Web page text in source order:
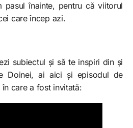
pasul înainte, pentru că viitorul
care încep azi.
subiectul și să te inspiri din și
Doinei, ai aici și episodul de
care a fost invitată: